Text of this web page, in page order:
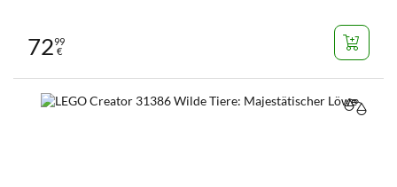
7299
€